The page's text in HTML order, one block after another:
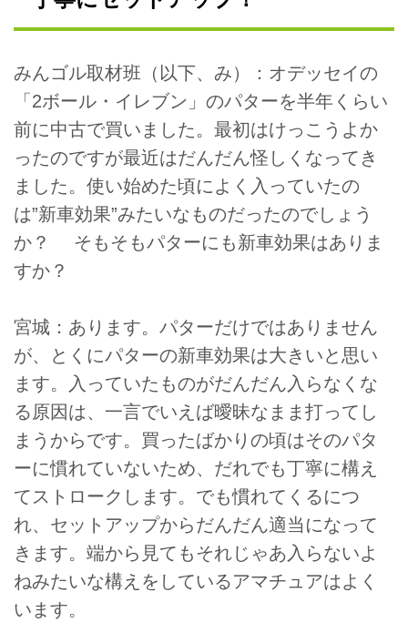
みんゴル取材班（以下、み）：オデッセイの
「2ボール・イレブン」のパターを半年くらい
前に中古で買いました。最初はけっこうよか
ったのですが最近はだんだん怪しくなってき
ました。使い始めた頃によく入っていたの
は”新車効果”みたいなものだったのでしょう
か？ そもそもパターにも新車効果はありま
すか？
宮城：あります。パターだけではありません
が、とくにパターの新車効果は大きいと思い
ます。入っていたものがだんだん入らなくな
る原因は、一言でいえば曖昧なまま打ってし
まうからです。買ったばかりの頃はそのパタ
ーに慣れていないため、だれでも丁寧に構え
てストロークします。でも慣れてくるにつ
れ、セットアップからだんだん適当になって
きます。端から見てもそれじゃあ入らないよ
ねみたいな構えをしているアマチュアはよく
います。